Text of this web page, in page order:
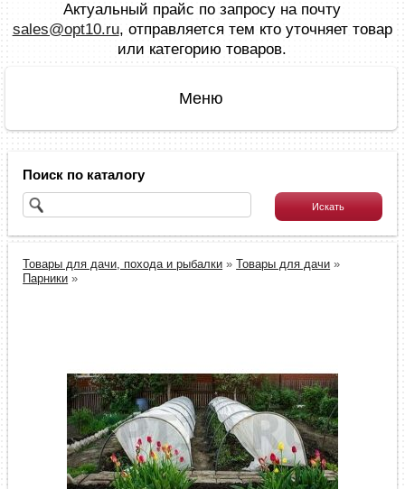
Актуальный прайс по запросу на почту
sales@opt10.ru, отправляется тем кто уточняет товар
или категорию товаров.
Поиск по каталогу
Товары для дачи, похода и рыбалки »Товары для дачи »
Парники »